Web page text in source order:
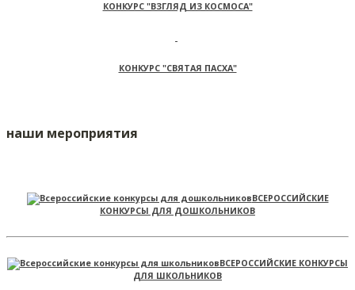
КОНКУРС "ВЗГЛЯД ИЗ КОСМОСА"
КОНКУРС "СВЯТАЯ ПАСХА"
наши мероприятия
ВСЕРОССИЙСКИЕ
КОНКУРСЫ ДЛЯ ДОШКОЛЬНИКОВ
ВСЕРОССИЙСКИЕ КОНКУРСЫ
ДЛЯ ШКОЛЬНИКОВ